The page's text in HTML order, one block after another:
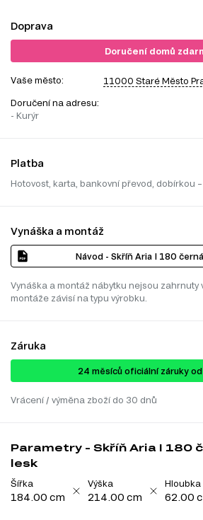
Doprava
Doručení domů
Vaše město: 11000 Staré Město
Doručení na adresu:
- Kurýr
Platba
Hotovost, karta, bankovní převod, dobírkou –
Vynáška a montáž
Návod - Skříň Aria I 180
Vynáška a montáž nábytku nejsou zahrnuty
montáže závisí na typu výrobku.
Záruka
24 ​​​​měsíců oficiální záruky
Vrácení / výměna zboží do 30 dnů
Parametry - Skříň Aria I 180
lesk
Šířka
184.00 cm
Výška
214.00 cm
Hloubka
62.00